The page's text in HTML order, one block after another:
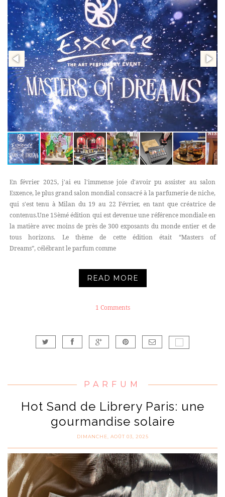
En février 2025, j'ai eu l'immense joie d'avoir pu assister au salon
Esxence, le plus grand salon mondial consacré à la parfumerie de niche,
qui s'est tenu à Milan du 19 au 22 Février, en tant que créatrice de
contenus.Une 15èmé édition qui est devenue une référence mondiale en
la matière avec moins de près de 300 exposants du monde entier et de
tous horizons. Le thème de cette édition était “Masters of
Dreams”, célébrant le parfum comme
READ MORE
1 Comments
PARFUM
Hot Sand de Librery Paris: une
gourmandise solaire
DIMANCHE, AOÛT 03, 2025